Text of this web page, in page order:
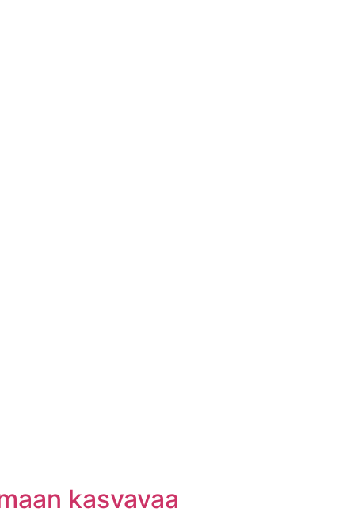
kasvavaa